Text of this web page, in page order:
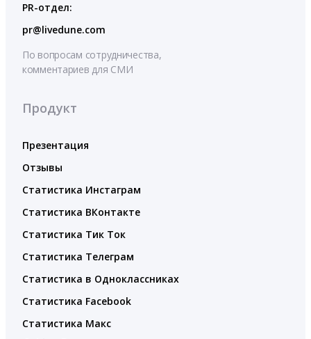
PR-отдел:
pr@livedune.com
По вопросам сотрудничества,
комментариев для СМИ
Продукт
Презентация
Отзывы
Статистика Инстаграм
Статистика ВКонтакте
Статистика Тик Ток
Статистика Телеграм
Статистика в Одноклассниках
Статистика Facebook
Статистика Макс